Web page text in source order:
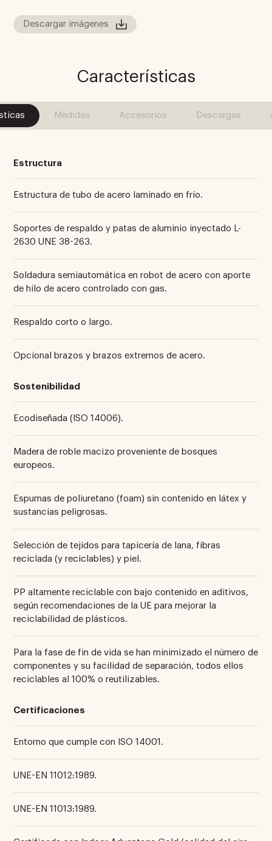
Descargar imágenes
Características
Medidas Accesorios Descargas
Estructura
Estructura de tubo de acero laminado en frío.
Soportes de respaldo y patas de aluminio inyectado L-
2630 UNE 38-263.
Soldadura semiautomática en robot de acero con aporte
de hilo de acero controlado con gas.
Respaldo corto o largo.
Opcional brazos y brazos extremos de acero.
Sostenibilidad
Ecodiseñada (ISO 14006).
Madera de roble macizo proveniente de bosques
europeos.
Espumas de poliuretano (foam) sin contenido en látex y
sustancias peligrosas.
Selección de tejidos para tapicería de lana, fibras
reciclada (y reciclables) y piel.
PP altamente reciclable con bajo contenido en aditivos,
según recomendaciones de la UE para mejorar la
reciclabilidad de plásticos.
Para la fase de fin de vida se han minimizado el número de
componentes y su facilidad de separación, todos ellos
reciclables al 100% o reutilizables.
Certificaciones
Entorno que cumple con ISO 14001.
UNE-EN 11012:1989.
UNE-EN 11013:1989.